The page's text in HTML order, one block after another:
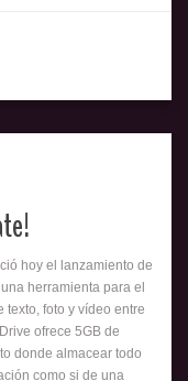
hoy el lanzamiento de
herramienta para el
texto, foto y vídeo entre
ofrece 5GB de
donde almacear todo
como si de una